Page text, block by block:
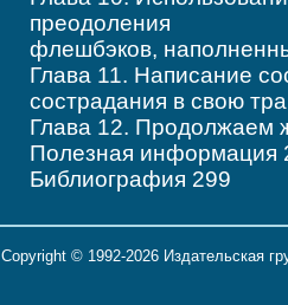
преодоления
флешбэков,
Глава 11. Написание
сострадания в свою
Глава 12. Продолжаем
Полезная информация
Библиография 299
Copyright © 1992-2026 Издательская